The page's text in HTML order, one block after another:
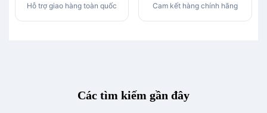
Hỗ trợ giao hàng toàn quốc Cam kết hàng chính hãng
Các tìm kiếm gần đây